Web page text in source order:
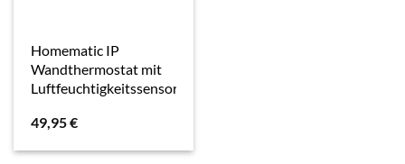
Homematic IP
Wandthermostat mit
Luftfeuchtigkeitssensor
49,95€